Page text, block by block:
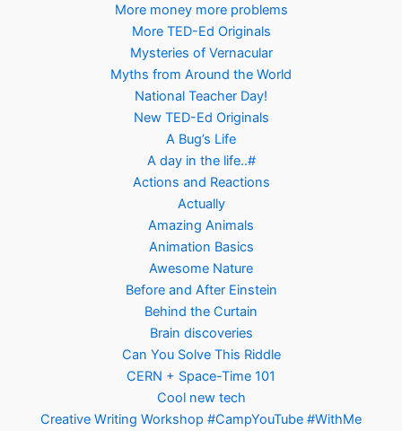
More money more problems
More TED-Ed Originals
Mysteries of Vernacular
Myths from Around the World
National Teacher Day!
New TED-Ed Originals
A Bug’s Life
A day in the life..#
Actions and Reactions
Actually
Amazing Animals
Animation Basics
Awesome Nature
Before and After Einstein
Behind the Curtain
Brain discoveries
Can You Solve This Riddle
CERN + Space-Time 101
Cool new tech
Creative Writing Workshop #CampYouTube #WithMe